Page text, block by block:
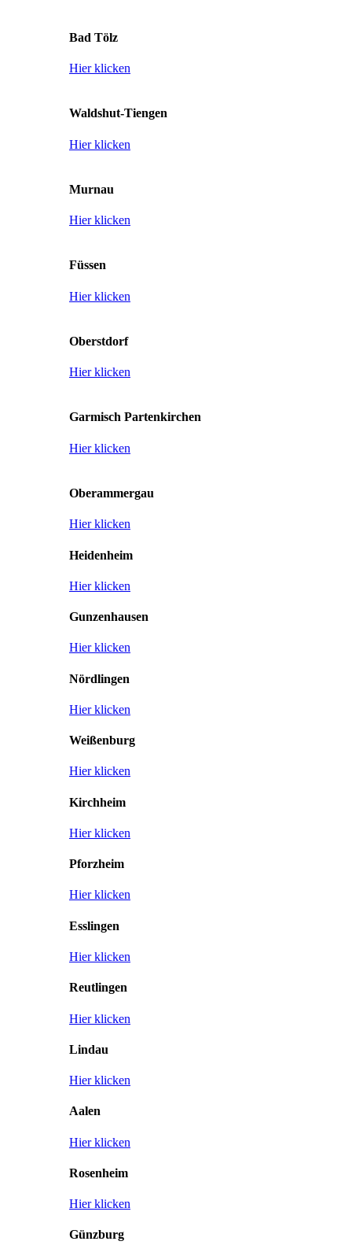
Bad Tölz
Hier klicken
Waldshut-Tiengen
Hier klicken
Murnau
Hier klicken
Füssen
Hier klicken
Oberstdorf
Hier klicken
Garmisch Partenkirchen
Hier klicken
Oberammergau
Hier klicken
Heidenheim
Hier klicken
Gunzenhausen
Hier klicken
Nördlingen
Hier klicken
Weißenburg
Hier klicken
Kirchheim
Hier klicken
Pforzheim
Hier klicken
Esslingen
Hier klicken
Reutlingen
Hier klicken
Lindau
Hier klicken
Aalen
Hier klicken
Rosenheim
Hier klicken
Günzburg